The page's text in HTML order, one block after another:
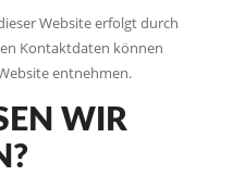
Website erfolgt durch
Kontaktdaten können
entnehmen.
WIR